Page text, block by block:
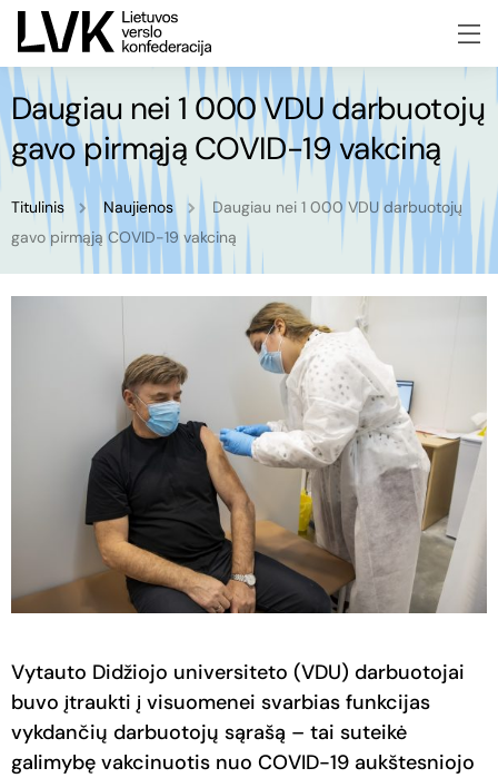
Daugiau nei 1 000 VDU darbuotojų
gavo pirmąją COVID-19 vakciną
Titulinis Naujienos
Daugiau nei 1 000 VDU darbuotojų
gavo pirmąją COVID-19 vakciną
Vytauto Didžiojo universiteto (VDU) darbuotojai
buvo įtraukti į visuomenei svarbias funkcijas
vykdančių darbuotojų sąrašą – tai suteikė
galimybę vakcinuotis nuo COVID-19 aukštesniojo